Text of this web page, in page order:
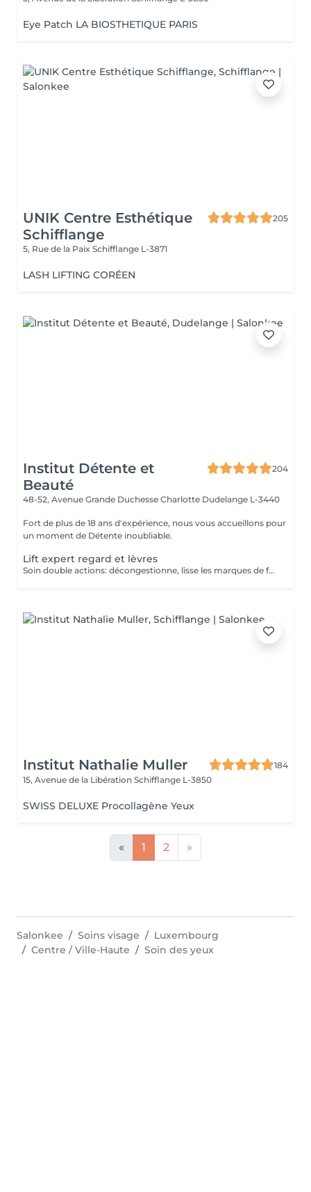
Eye Patch LA BIOSTHETIQUE PARIS
UNIK Centre Esthétique
Schifflange
205
5, Rue de la Paix Schifflange L-3871
LASH LIFTING CORÉEN
Institut Détente et
Beauté
204
48-52, Avenue Grande Duchesse Charlotte Dudelange L-3440
Fort de plus de 18 ans d'expérience, nous vous accueillons pour
un moment de Détente inoubliable.
Lift expert regard et lèvres
Soin double actions: décongestionne, lisse les marques de fatigue et repulpe les lèvres
Institut Nathalie Muller
184
15, Avenue de la Libération Schifflange L-3850
SWISS DELUXE Procollagène Yeux
« 1 2 »
Salonkee Soins visage
Luxembourg
Centre / Ville-Haute
Soin des yeux